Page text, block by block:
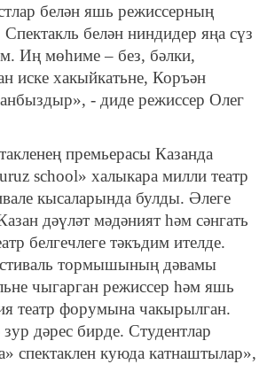
белән яшь режиссерның
белән ниндидер яңа сүз
Иң мөһиме – без, бәлки,
иске хакыйкатьне, Коръән
- диде режиссер Олег
премьерасы Казанда
sсhool» халыкара милли театр
кысаларында булды. Әлеге
дәүләт мәдәният һәм сәнгать
белгечлеге тәкъдим ителде.
тормышының дәвамы
чыгарган режиссер һәм яшь
театр форумына чакырылган.
дәрес бирде. Студентлар
спектаклен куюда катнаштылар»,